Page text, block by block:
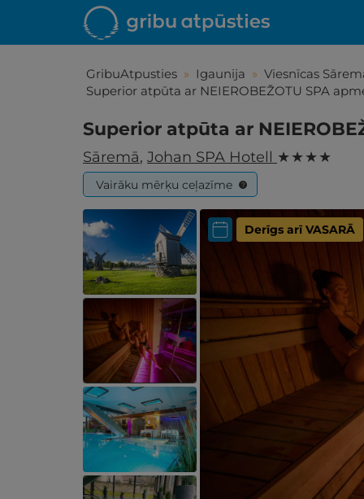
GribuAtpusties » Igaunija » Viesnīcas
Superior atpūta ar NEIEROBEŽOTU SPA
Superior atpūta ar
Sāremā, Johan SPA Hotell ★ ★ ★ ★
Vairāku mērķu ceļazīme ?
Derīgs arī VASARĀ
Līdz